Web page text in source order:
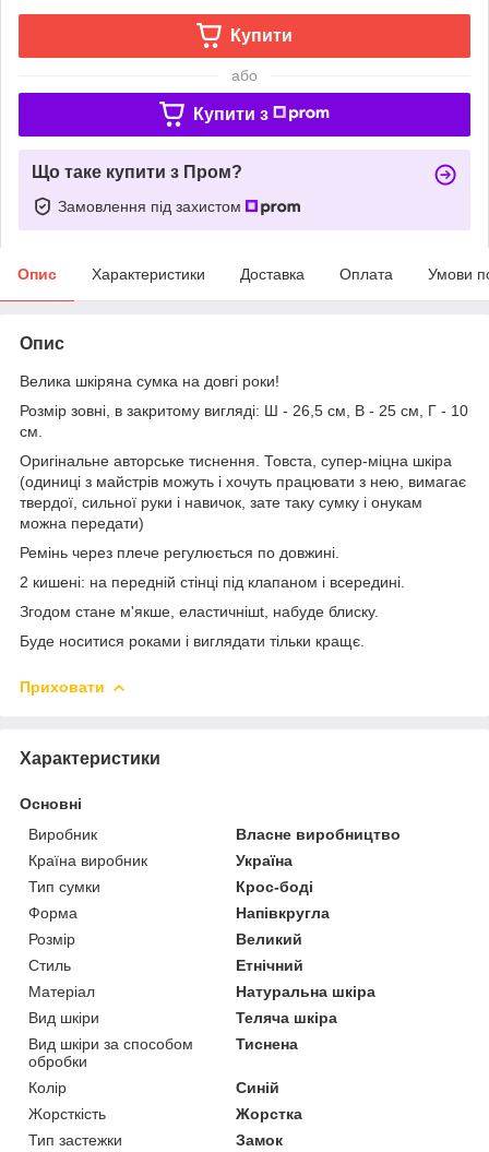
Купити
або
Купити з
Що таке купити з Пром?
Замовлення під захистом
Опис Характеристики Доставка Оплата Умови
Опис
Велика шкіряна сумка на довгі роки!
Розмір зовні, в закритому вигляді: Ш - 26,5 см, В - 25 см, Г - 10
см.
Оригінальне авторське тиснення. Товста, супер-міцна шкіра
(одиниці з майстрів можуть і хочуть працювати з нею, вимагає
твердої, сильної руки і навичок, зате таку сумку і онукам
можна передати)
Ремінь через плече регулюється по довжині.
2 кишені: на передній стінці під клапаном і всередині.
Згодом стане м'якше, еластичнішt, набуде блиску.
Буде носитися роками і виглядати тільки кращє.
Приховати
Характеристики
Основні
Виробник
Власне виробництво
Країна виробник
Україна
Тип сумки
Крос-боді
Форма
Напівкругла
Розмір
Великий
Стиль
Етнічний
Матеріал
Натуральна шкіра
Вид шкіри
Теляча шкіра
Вид шкіри за способом
обробки
Тиснена
Колір
Синій
Жорсткість
Жорстка
Тип застежки
Замок